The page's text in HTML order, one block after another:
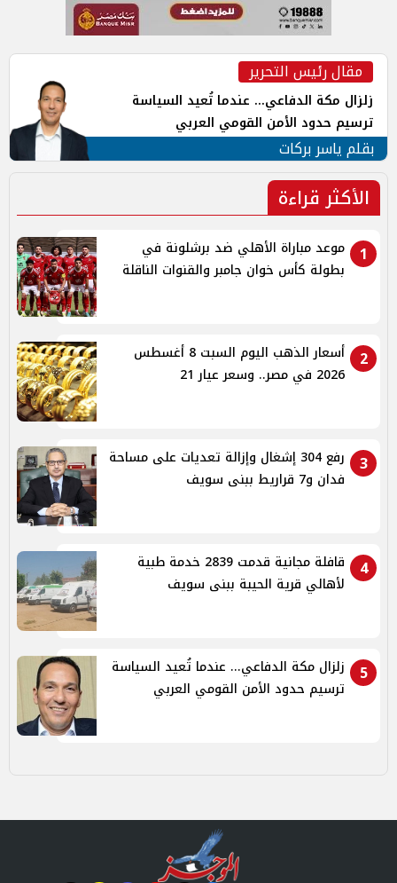
مقال رئيس التحرير
زلزال مكة الدفاعي... عندما تُعيد السياسة
ترسيم حدود الأمن القومي العربي
بقلم ياسر بركات
الأكثر قراءة
1
موعد مباراة الأهلي ضد برشلونة في
بطولة كأس خوان جامبر والقنوات الناقلة
2
أسعار الذهب اليوم السبت 8 أغسطس
2026 في مصر.. وسعر عيار 21
3
رفع 304 إشغال وإزالة تعديات على مساحة
فدان و7 قراريط ببنى سويف
4
قافلة مجانية قدمت 2839 خدمة طبية
لأهالي قرية الحيبة ببنى سويف
5
زلزال مكة الدفاعي... عندما تُعيد السياسة
ترسيم حدود الأمن القومي العربي